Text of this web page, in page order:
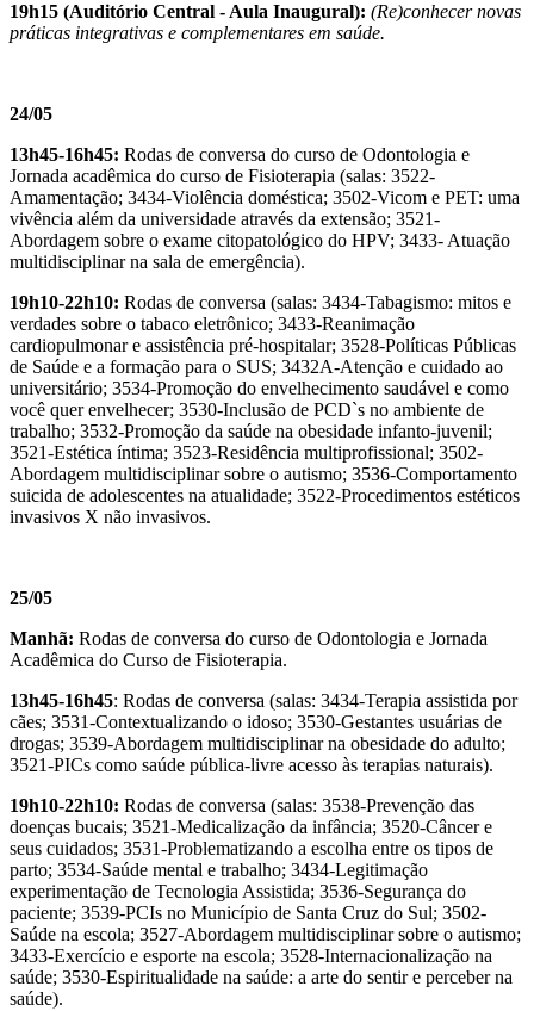
19h15 (Auditório Central - Aula Inaugural): (Re)conhecer novas
práticas integrativas e complementares em saúde.
24/05
13h45-16h45: Rodas de conversa do curso de Odontologia e
Jornada acadêmica do curso de Fisioterapia (salas: 3522-
Amamentação; 3434-Violência doméstica; 3502-Vicom e PET: uma
vivência além da universidade através da extensão; 3521-
Abordagem sobre o exame citopatológico do HPV; 3433- Atuação
multidisciplinar na sala de emergência).
19h10-22h10: Rodas de conversa (salas: 3434-Tabagismo: mitos e
verdades sobre o tabaco eletrônico; 3433-Reanimação
cardiopulmonar e assistência pré-hospitalar; 3528-Políticas Públicas
de Saúde e a formação para o SUS; 3432A-Atenção e cuidado ao
universitário; 3534-Promoção do envelhecimento saudável e como
você quer envelhecer; 3530-Inclusão de PCD`s no ambiente de
trabalho; 3532-Promoção da saúde na obesidade infanto-juvenil;
3521-Estética íntima; 3523-Residência multiprofissional; 3502-
Abordagem multidisciplinar sobre o autismo; 3536-Comportamento
suicida de adolescentes na atualidade; 3522-Procedimentos estéticos
invasivos X não invasivos.
25/05
Manhã: Rodas de conversa do curso de Odontologia e Jornada
Acadêmica do Curso de Fisioterapia.
13h45-16h45: Rodas de conversa (salas: 3434-Terapia assistida por
cães; 3531-Contextualizando o idoso; 3530-Gestantes usuárias de
drogas; 3539-Abordagem multidisciplinar na obesidade do adulto;
3521-PICs como saúde pública-livre acesso às terapias naturais).
19h10-22h10: Rodas de conversa (salas: 3538-Prevenção das
doenças bucais; 3521-Medicalização da infância; 3520-Câncer e
seus cuidados; 3531-Problematizando a escolha entre os tipos de
parto; 3534-Saúde mental e trabalho; 3434-Legitimação
experimentação de Tecnologia Assistida; 3536-Segurança do
paciente; 3539-PCIs no Município de Santa Cruz do Sul; 3502-
Saúde na escola; 3527-Abordagem multidisciplinar sobre o autismo;
3433-Exercício e esporte na escola; 3528-Internacionalização na
saúde; 3530-Espiritualidade na saúde: a arte do sentir e perceber na
saúde).